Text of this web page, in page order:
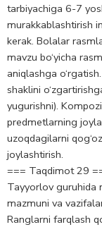
tarbiyachiga 6-7
murakkablashtirish
kerak. Bolalar
mavzu bo‘yicha
aniqlashga
shaklini
yugurishni).
predmetlarning
uzoqdagilarni
joylashtirish.
=== Taqdimot 29
Tayyorlov guruhida
mazmuni va
Ranglarni farqlash